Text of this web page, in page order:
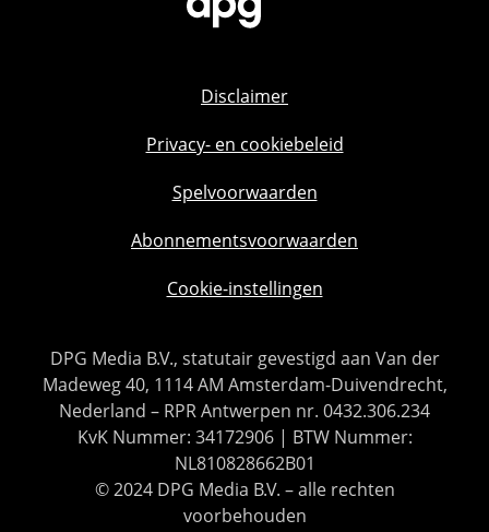
Disclaimer
Privacy- en cookiebeleid
Spelvoorwaarden
Abonnementsvoorwaarden
Cookie-instellingen
DPG Media B.V., statutair gevestigd aan Van der
Madeweg 40, 1114 AM Amsterdam-Duivendrecht,
Nederland – RPR Antwerpen nr. 0432.306.234
KvK Nummer: 34172906 | BTW Nummer:
NL810828662B01
© 2024 DPG Media B.V. – alle rechten
voorbehouden